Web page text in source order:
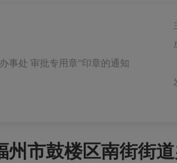
事处 审批专用章”印章的通知
州市鼓楼区南街街